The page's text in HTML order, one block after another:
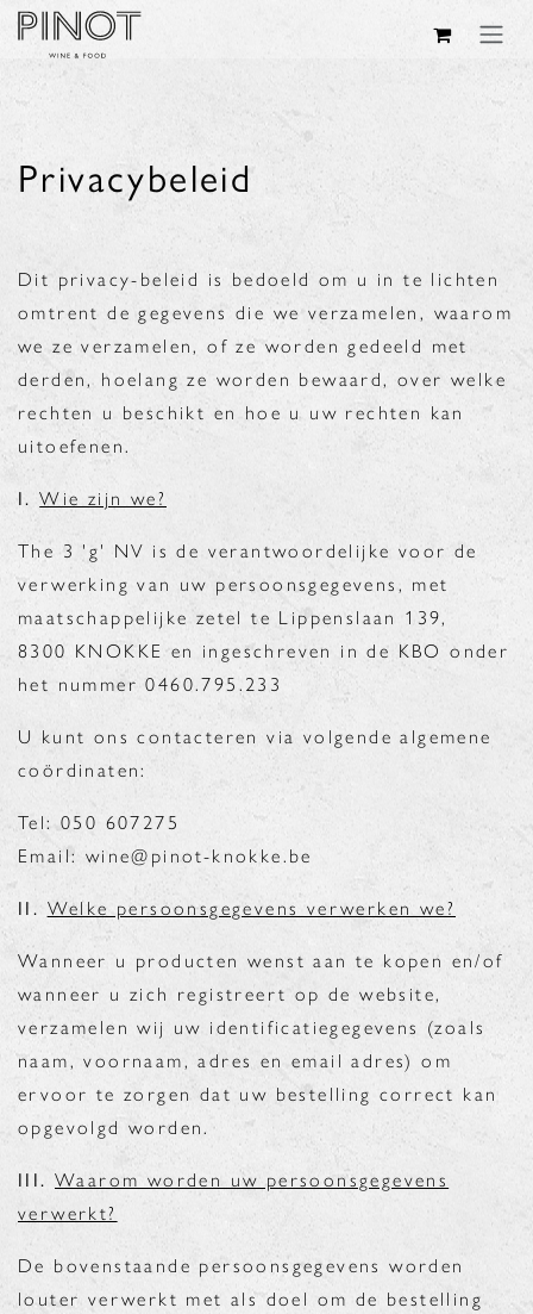
Overslaan naar inhoud
Privacybeleid
Dit privacy-beleid is bedoeld om u in te lichten
omtrent de gegevens die we verzamelen, waarom
we ze verzamelen, of ze worden gedeeld met
derden, hoelang ze worden bewaard, over welke
rechten u beschikt en hoe u uw rechten kan
uitoefenen.
I.Wie zijn we?
The 3 'g' NV is de verantwoordelijke voor de
verwerking van uw persoonsgegevens, met
maatschappelijke zetel te Lippenslaan 139,
8300 KNOKKE en ingeschreven in de KBO onder
het nummer 0460.795.233
U kunt ons contacteren via volgende algemene
coördinaten:
Tel: 050 607275
Email: wine@pinot-knokke.be
II. Welke persoonsgegevens verwerken we?
Wanneer u producten wenst aan te kopen en/of
wanneer u zich registreert op de website,
verzamelen wij uw identificatiegegevens (zoals
naam, voornaam, adres en email adres) om
ervoor te zorgen dat uw bestelling correct kan
opgevolgd worden.
III. Waarom worden uw persoonsgegevens
verwerkt?
De bovenstaande persoonsgegevens worden
louter verwerkt met als doel om de bestelling